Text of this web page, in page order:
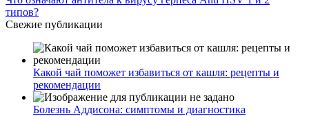
типов?
Свежие публикации
Какой чай поможет избавиться от кашля: рецепты и
рекомендации
Болезнь Аддисона: симптомы и диагностика